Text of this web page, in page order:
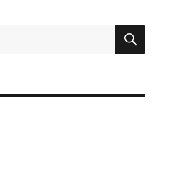
搜